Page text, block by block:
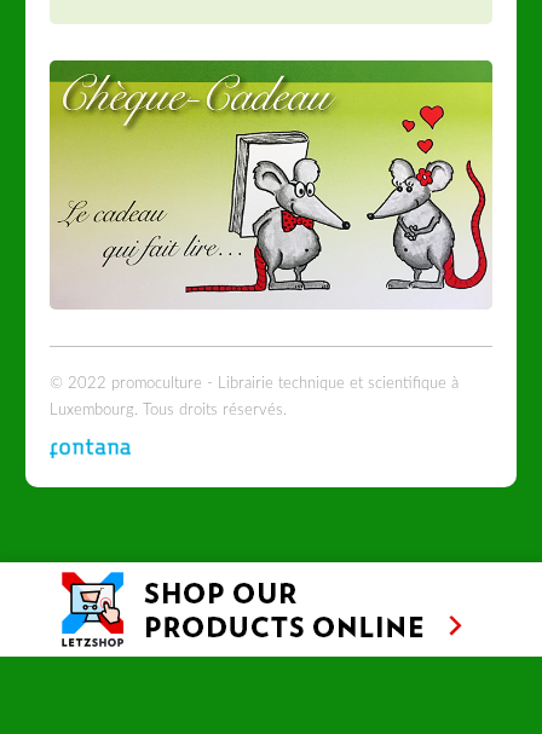
© 2022 promoculture - Librairie technique et scientifique à
Luxembourg. Tous droits réservés.